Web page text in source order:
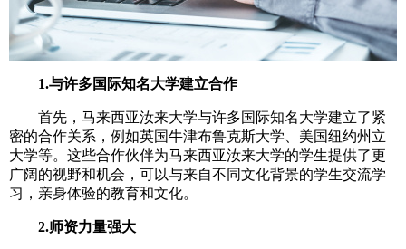
1.与许多国际知名大学建立合作
首先，马来西亚汝来大学与许多国际知名大学建立了紧
密的合作关系，例如英国牛津布鲁克斯大学、美国纽约州立
大学等。这些合作伙伴为马来西亚汝来大学的学生提供了更
广阔的视野和机会，可以与来自不同文化背景的学生交流学
习，亲身体验的教育和文化。
2.师资力量强大